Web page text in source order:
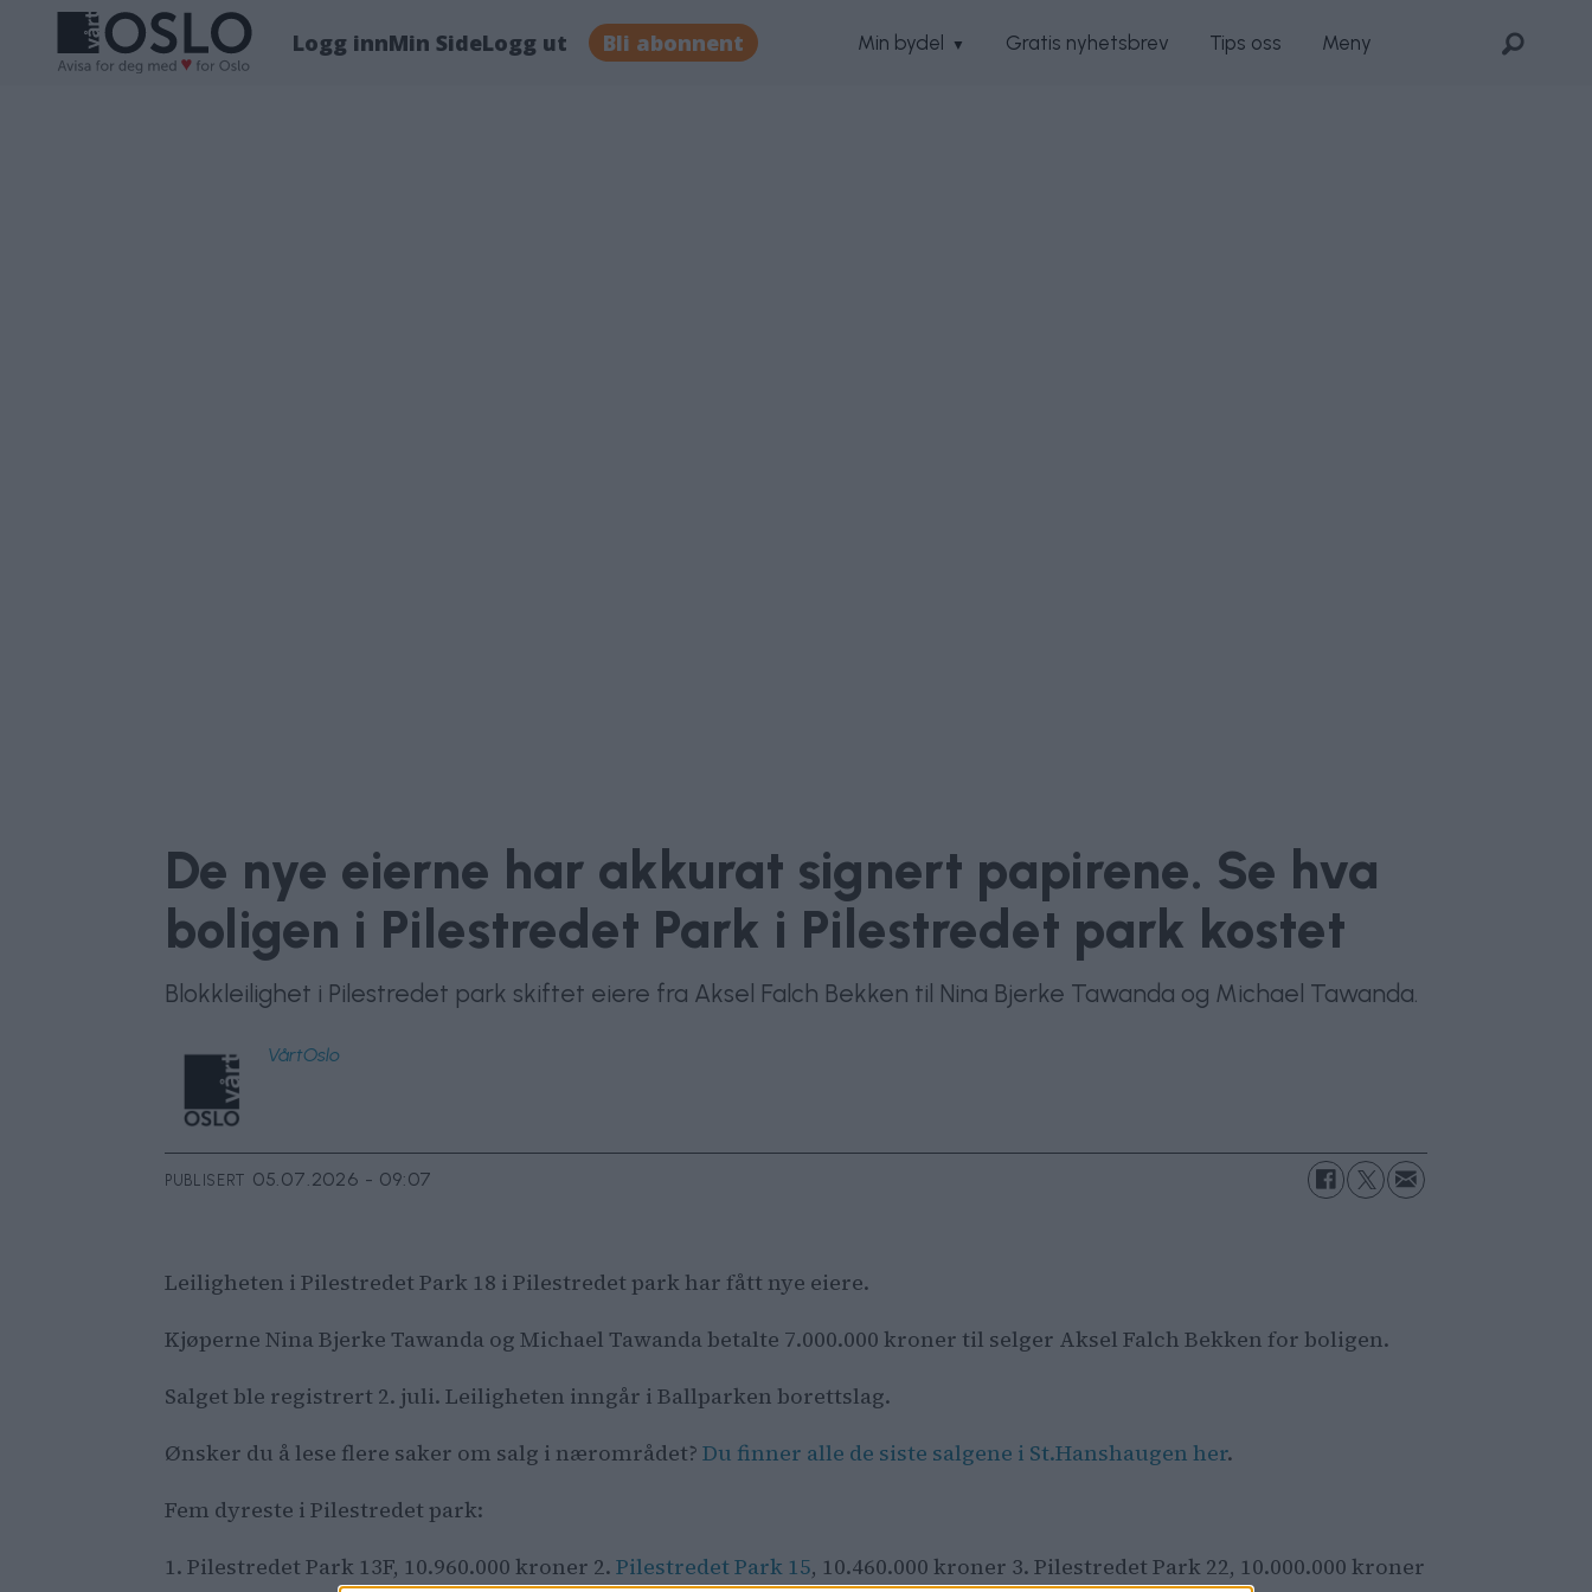
Logg innMin SideLogg ut Bli abonnent Min bydel Gratis nyhetsbrev Tips oss Meny
De nye eierne har akkurat signert papirene. Se hva
boligen i Pilestredet Park i Pilestredet park kostet
Blokkleilighet i Pilestredet park skiftet eiere fra Aksel Falch Bekken til Nina Bjerke Tawanda og Michael Tawanda.
VårtOslo
PUBLISERT 05.07.2026 - 09:07
Leiligheten i Pilestredet Park 18 i Pilestredet park har fått nye eiere.
Kjøperne Nina Bjerke Tawanda og Michael Tawanda betalte 7.000.000 kroner til selger Aksel Falch Bekken for boligen.
Salget ble registrert 2. juli. Leiligheten inngår i Ballparken borettslag.
Ønsker du å lese flere saker om salg i nærområdet?Du finner alle de siste salgene i St.Hanshaugen her.
Fem dyreste i Pilestredet park:
1. Pilestredet Park 13F, 10.960.000 kroner 2.Pilestredet Park 15, 10.460.000 kroner 3. Pilestredet Park 22, 10.000.000 kroner